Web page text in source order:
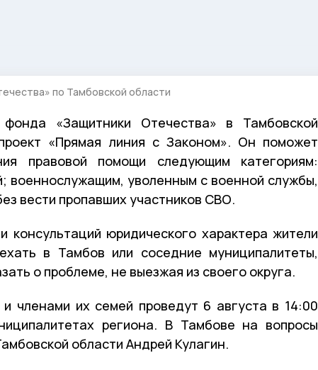
по Тамбовской области
фонда «Защитники Отечества» в Тамбовской
«Прямая линия с Законом». Он поможет
правовой помощи следующим категориям:
военнослужащим, уволенным с военной службы,
вести пропавших участников СВО.
консультаций юридического характера жители
в Тамбов или соседние муниципалитеты,
о проблеме, не выезжая из своего округа.
членами их семей проведут 6 августа в 14:00
региона. В Тамбове на вопросы
области Андрей Кулагин.